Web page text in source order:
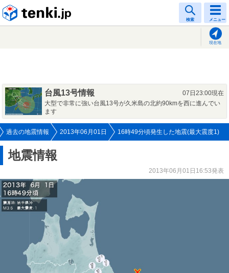
検索 メニュー
現在地
台風13号情報
07日23:00現在
大型で非常に強い台風13号が久米島の北約90kmを西に進んでい
ます
過去の地震情報 2013年06月01日 16時49分頃発生した地震(最大震度1)
地震情報
2013年06月01日16:53発表